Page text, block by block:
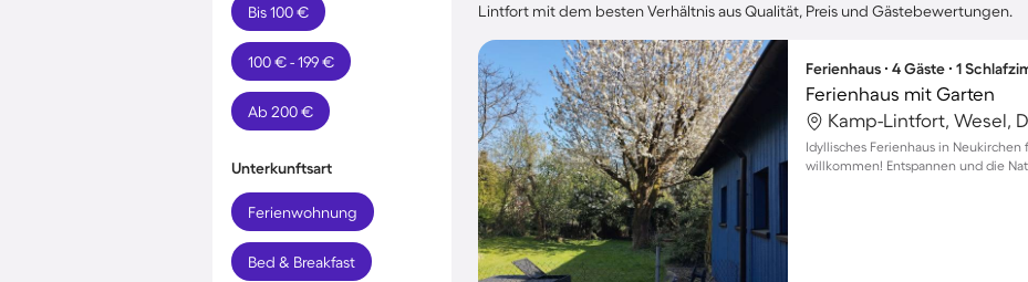
Bis 100 €
100 € - 199 €
Ab 200 €
Unterkunftsart
Ferienwohnung
Bed & Breakfast
Lintfort mit dem besten Verhältnis aus Qualität, Preis und Gästebewertungen.
Ferienhaus ∙ 4 Gäste ∙ 1
Ferienhaus mit Garten
Kamp-Lintfort, Wesel,
Idyllisches Ferienhaus in Neukirchen
willkommen! Entspannen und die